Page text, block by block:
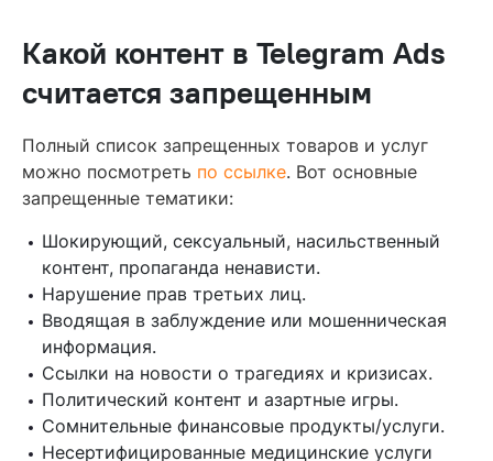
Какой контент в Telegram Ads
считается запрещенным
Полный список запрещенных товаров и услуг
можно посмотреть по ссылке. Вот основные
запрещенные тематики:
Шокирующий, сексуальный, насильственный
контент, пропаганда ненависти.
Нарушение прав третьих лиц.
Вводящая в заблуждение или мошенническая
информация.
Ссылки на новости о трагедиях и кризисах.
Политический контент и азартные игры.
Сомнительные финансовые продукты/услуги.
Несертифицированные медицинские услуги